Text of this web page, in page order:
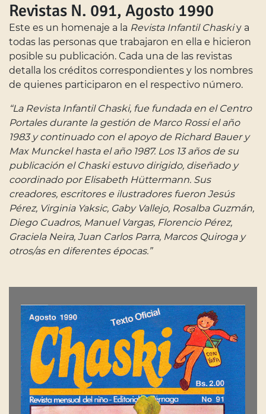
Revistas N. 091, Agosto 1990
Este es un homenaje a la Revista Infantil Chaskiy a
todas las personas que trabajaron en ella e hicieron
posible su publicación. Cada una de las revistas
detalla los créditos correspondientes y los nombres
de quienes participaron en el respectivo número.
“La Revista Infantil Chaski, fue fundada en el Centro
Portales durante la gestión de Marco Rossi el año
1983 y continuado con el apoyo de Richard Bauer y
Max Munckel hasta el año 1987. Los 13 años de su
publicación el Chaski estuvo dirigido, diseñado y
coordinado por Elisabeth Hüttermann. Sus
creadores, escritores e ilustradores fueron Jesús
Pérez, Virginia Yaksic, Gaby Vallejo, Rosalba Guzmán,
Diego Cuadros, Manuel Vargas, Florencio Pérez,
Graciela Neira, Juan Carlos Parra, Marcos Quiroga y
otros/as en diferentes épocas.”